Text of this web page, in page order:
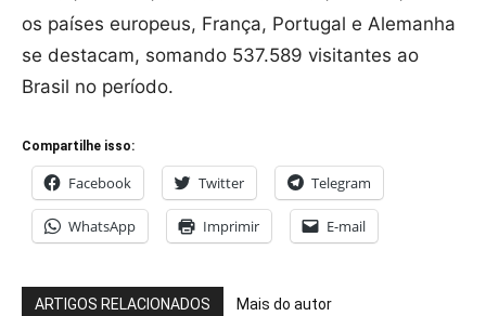
os países europeus, França, Portugal e Alemanha
se destacam, somando 537.589 visitantes ao
Brasil no período.
Compartilhe isso:
Facebook Twitter Telegram
WhatsApp Imprimir E-mail
ARTIGOS RELACIONADOS Mais do autor